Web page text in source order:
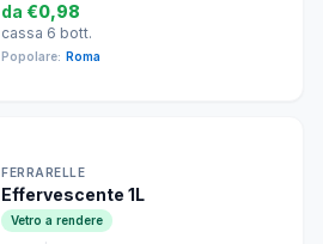
da €0,98
cassa 6 bott.
Popolare: Roma
FERRARELLE
Effervescente 1L
Vetro a rendere